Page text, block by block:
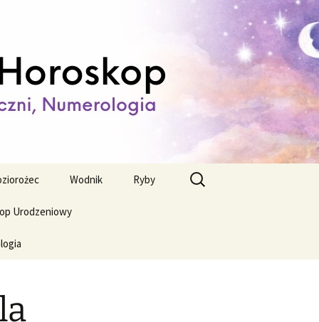
Wodnik Ryby
Urodzeniowy
Szukaj: